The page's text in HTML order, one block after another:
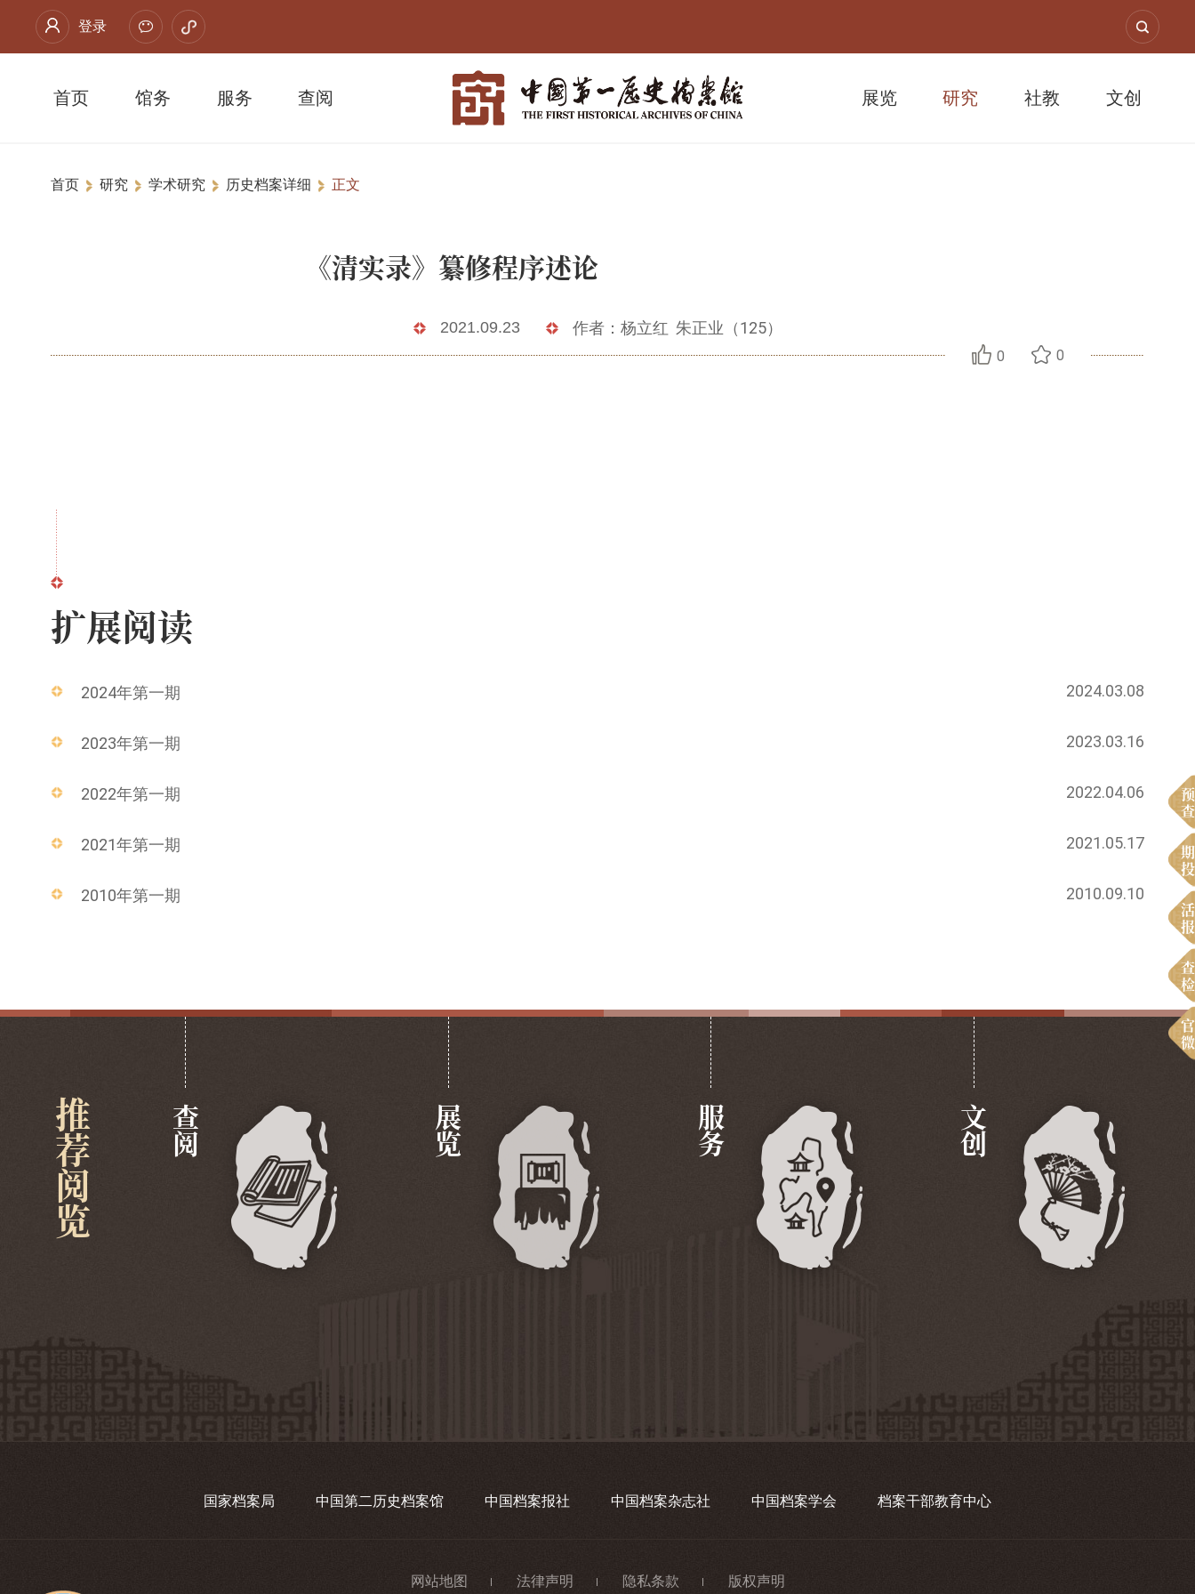
登录
首页 馆务 服务 查阅 展览 研究 社教 文创
首页 研究 学术研究 历史档案详细 正文
《清实录》纂修程序述论
2021.09.23 作者：杨立红 朱正业（125）
0 0
扩展阅读
2024年第一期 2024.03.08
2023年第一期 2023.03.16
2022年第一期 2022.04.06
2021年第一期 2021.05.17
2010年第一期 2010.09.10
推荐阅览 查阅 展览 服务 文创
国家档案局 中国第二历史档案馆 中国档案报社 中国档案杂志社 中国档案学会 档案干部教育中心
网站地图 法律声明 隐私条款 版权声明